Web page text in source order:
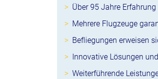
Über 95 Jahre
Mehrere Flugzeuge
Befliegungen erweisen
Innovative Lösungen
Weiterführende